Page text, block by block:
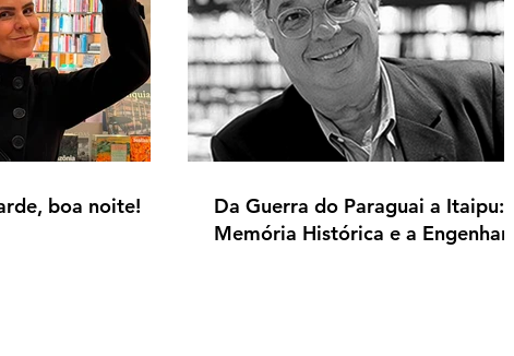
boa noite!
Da Guerra do Paraguai a Itaipu: A
Memória Histórica e a Engenharia